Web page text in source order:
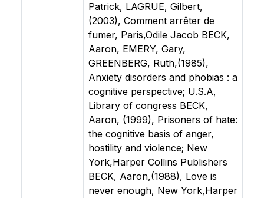
Patrick, LAGRUE, Gilbert,
(2003), Comment arrêter de
fumer, Paris,Odile Jacob BECK,
Aaron, EMERY, Gary,
GREENBERG, Ruth,(1985),
Anxiety disorders and phobias : a
cognitive perspective; U.S.A,
Library of congress BECK,
Aaron, (1999), Prisoners of hate:
the cognitive basis of anger,
hostility and violence; New
York,Harper Collins Publishers
BECK, Aaron,(1988), Love is
never enough, New York,Harper